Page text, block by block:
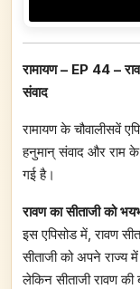
रामायण – EP 44 –
संवाद
रामायण के चौवालीसवें
हनुमान्‌ संवाद और राम के
गई है।
रावण का सीताजी को
इस एपिसोड में, रावण
सीताजी को अपने राज्य
लेकिन सीताजी रावण की